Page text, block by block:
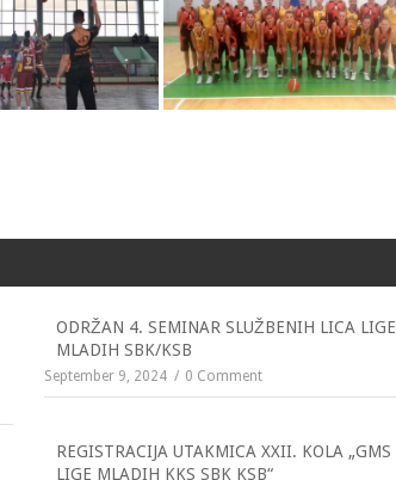
ODRŽAN 4. SEMINAR SLUŽBENIH LICA LIGE
MLADIH SBK/KSB
September 9, 2024 0 Comment
REGISTRACIJA UTAKMICA XXII. KOLA „GMS
LIGE MLADIH KKS SBK KSB“